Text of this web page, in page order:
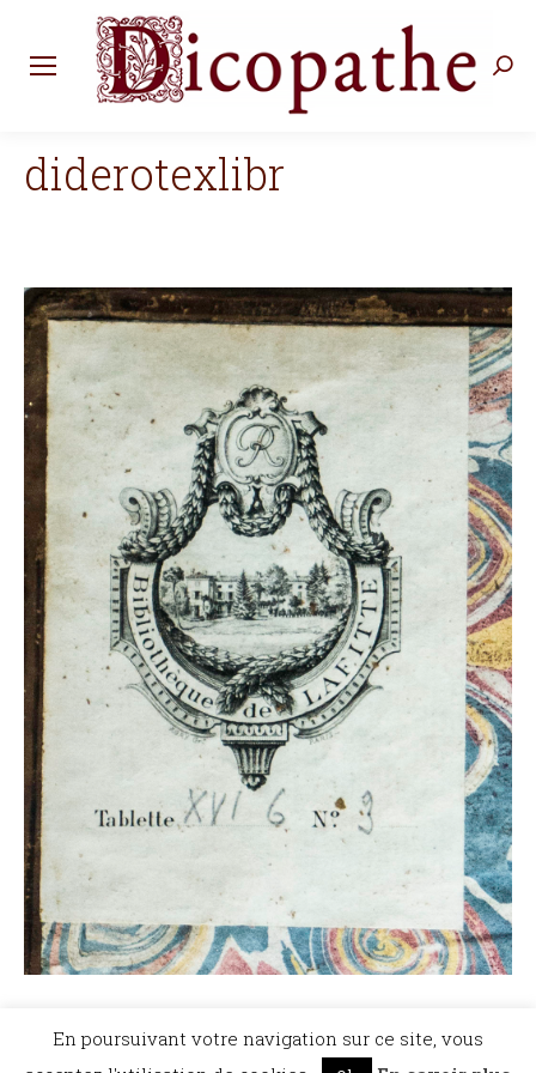
diderotexlibr
©Dicopathe - Tous droits réservés - Mentions légales - Réalisation :
Vu
Restez à l'affût des actualités de Dicopathe -
En poursuivant votre navigation sur ce site, vous